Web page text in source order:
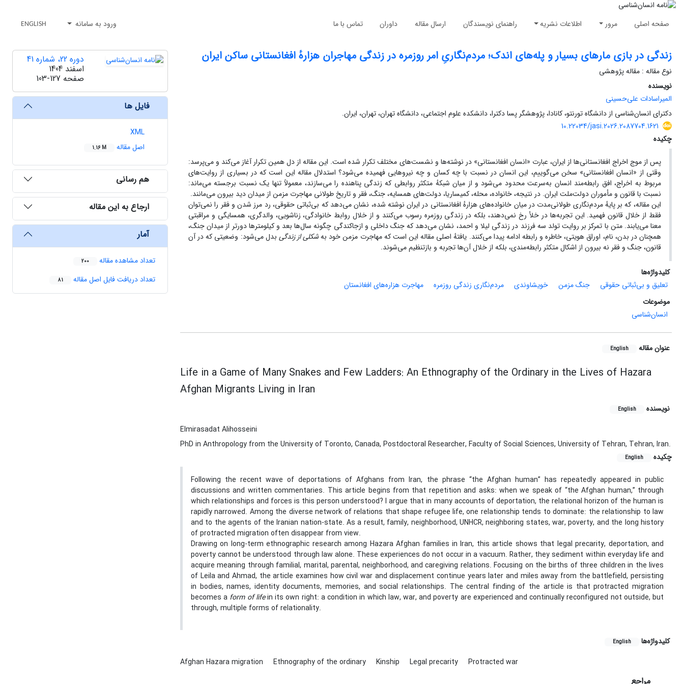
صفحه اصلی مرور اطلاعات نشریه راهنمای نویسندگان ارسال مقاله داوران تماس با ما ورود به سامانه ENGLISH
زندگی در بازی مارهای بسیار و پله‌های اندک؛ مردم‌نگاریِ امر روزمره در زندگی مهاجران هزارهٔ افغانستانی ساکن ایران
نوع مقاله : مقاله پژوهشی
نویسنده
المیراسادات علی‌حسینی
دکترای انسان‌شناسی از دانشگاه تورنتو، کانادا، پژوهشگر پسا دکترا، دانشکده علوم اجتماعی، دانشگاه تهران، تهران، ایران.
10.22034/jasi.2026.2087704.1621
چکیده
پس از موج اخراج افغانستانی‌ها از ایران، عبارت «انسان افغانستانی» در نوشته‌ها و نشست‌های مختلف تکرار شده است. این مقاله از دل همین تکرار آغاز می‌کند و می‌پرسد:
وقتی از «انسان افغانستانی» سخن می‌گوییم، این انسان در نسبت با چه کسان و چه نیروهایی فهمیده می‌شود؟ استدلال مقاله این است که در بسیاری از روایت‌های
مربوط به اخراج، افق رابطه‌مند انسان به‌سرعت محدود می‌شود و از میان شبکهٔ متکثر روابطی که زندگی پناهنده را می‌سازند، معمولاً تنها یک نسبت برجسته می‌ماند:
نسبت با قانون و مأموران دولت‌ملت ایران. در نتیجه، خانواده، محله، کمیساریا، دولت‌های همسایه، جنگ، فقر و تاریخ طولانی مهاجرت مزمن از میدان دید بیرون می‌مانند.
این مقاله، که بر پایهٔ مردم‌نگاری طولانی‌مدت در میان خانواده‌های هزارهٔ افغانستانی در ایران نوشته شده، نشان می‌دهد که بی‌ثباتی حقوقی، رد مرز شدن و فقر را نمی‌توان
فقط از خلال قانون فهمید. این تجربه‌ها در خلأ رخ نمی‌دهند، بلکه در زندگی روزمره رسوب می‌کنند و از خلال روابط خانوادگی، زناشویی، والدگری، همسایگی و مراقبتی
معنا می‌یابند. متن با تمرکز بر روایت تولد سه فرزند در زندگی لیلا و احمد، نشان می‌دهد که جنگ داخلی و ازجاکندگی چگونه سال‌ها بعد و کیلومترها دورتر از میدان جنگ،
همچنان در بدن، نام، اوراق هویتی، خاطره و رابطه ادامه پیدا می‌کنند. یافتهٔ اصلی مقاله این است که مهاجرت مزمن خود بهشکلی از زندگی بدل می‌شود: وضعیتی که در آن
قانون، جنگ و فقر نه بیرون از اشکال متکثر رابطه‌مندی، بلکه از خلال آن‌ها تجربه و بازتنظیم می‌شوند.
کلیدواژه‌ها
تعلیق و بی‌ثباتی حقوقی
جنگ مزمن خویشاوندی مردم‌نگاری زندگی روزمره
مهاجرت هزاره‌های افغانستان
موضوعات
انسان‌شناسی
عنوان مقاله English
Life in a Game of Many Snakes and Few Ladders: An Ethnography of the Ordinary in the Lives of Hazara
Afghan Migrants Living in Iran
نویسنده English
Elmirasadat Alihosseini
PhD in Anthropology from the University of Toronto, Canada, Postdoctoral Researcher, Faculty of Social Sciences, University of Tehran, Tehran, Iran.
چکیده
English
Following the recent wave of deportations of Afghans from Iran, the phrase “the Afghan human” has repeatedly appeared in public
discussions and written commentaries. This article begins from that repetition and asks: when we speak of “the Afghan human,” through
which relationships and forces is this person understood? I argue that in many accounts of deportation, the relational horizon of the human is
rapidly narrowed. Among the diverse network of relations that shape refugee life, one relationship tends to dominate: the relationship to law
and to the agents of the Iranian nation-state. As a result, family, neighborhood, UNHCR, neighboring states, war, poverty, and the long history
of protracted migration often disappear from view.
Drawing on long-term ethnographic research among Hazara Afghan families in Iran, this article shows that legal precarity, deportation, and
poverty cannot be understood through law alone. These experiences do not occur in a vacuum. Rather, they sediment within everyday life and
acquire meaning through familial, marital, parental, neighborhood, and caregiving relations. Focusing on the births of three children in the lives
of Leila and Ahmad, the article examines how civil war and displacement continue years later and miles away from the battlefield, persisting
in bodies, names, identity documents, memories, and social relationships. The central finding of the article is that protracted migration
becomes a form of lifein its own right: a condition in which law, war, and poverty are experienced and continually reconfigured not outside, but
through, multiple forms of relationality.
کلیدواژه‌ها English
Afghan Hazara migration Ethnography of the ordinary Kinship Legal precarity Protracted war
مراجع
دوره 22، شماره 41
اسفند 1404
صفحه 103-127
فایل ها
XML
اصل مقاله
1.16 M
هم رسانی
ارجاع به این مقاله
آمار
تعداد مشاهده مقاله 200
تعداد دریافت فایل اصل مقاله 81